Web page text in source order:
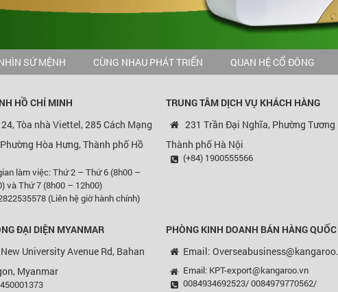
SỨ MỆNH CÙNG NHAU PHÁT TRIỂN QUAN HỆ CỔ ĐÔNG
HỒ CHÍ MINH
Tòa nhà Viettel, 285 Cách Mạng
Hòa Hưng, Thành phố Hồ
làm việc: Thứ 2 – Thứ 6 (8h00 –
và Thứ 7 (8h00 – 12h00)
(Liên hệ giờ hành chính)
TRUNG TÂM DỊCH VỤ KHÁCH HÀNG
231 Trần Đại Nghĩa, Phường Tương
Thành phố Hà Nội
(+84) 1900555566
ĐẠI DIỆN MYANMAR
University Avenue Rd, Bahan
Myanmar
PHÒNG KINH DOANH BÁN HÀNG
Email:
Email: KPT-export@kangaroo.vn
0084934692523/ 0084979770562/